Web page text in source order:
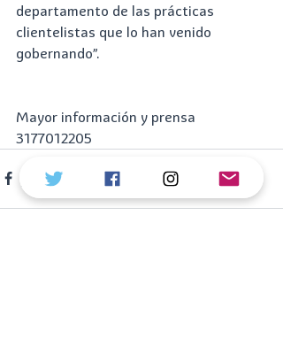
departamento de las prácticas
clientelistas que lo han venido
gobernando”.
Mayor información y prensa
3177012205